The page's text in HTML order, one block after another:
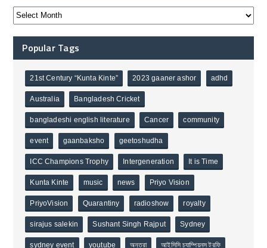
Popular Tags
21st Century “Kunta Kinte” 2023 gaaner ashor adhd
Australia Bangladesh Cricket
bangladeshi english literature Cancer community
event gaanbaksho geetoshudha
ICC Champions Trophy Intergeneration It is Time
Kunta Kinte music news Priyo Vision
PriyoVision Quarantiny radioshow royalty
sirajus salekin Sushant Singh Rajput Sydney
sydney event youtube অন্তরা আইসিসি চ্যাম্পিয়নস ট্রফি